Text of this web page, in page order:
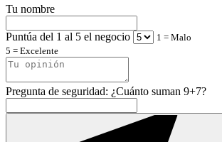
Tu nombre
Puntúa del 1 al 5 el negocio
1 = Malo
5 = Excelente
Pregunta de seguridad: ¿Cuánto suman 9+7?